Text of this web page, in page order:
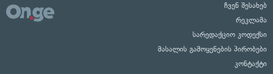
ჩვენ შესახებ
რეკლამა
სარედაქციო კოდექსი
მასალის გამოყენების პირობები
კონტაქტი